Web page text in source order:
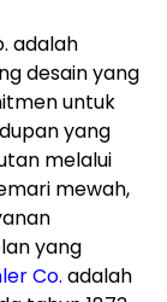
adalah
desain yang
untuk
yang
melalui
mewah,
yang
Co. adalah